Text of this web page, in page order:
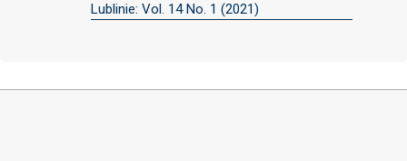
Lublinie: Vol. 14 No. 1 (2021)